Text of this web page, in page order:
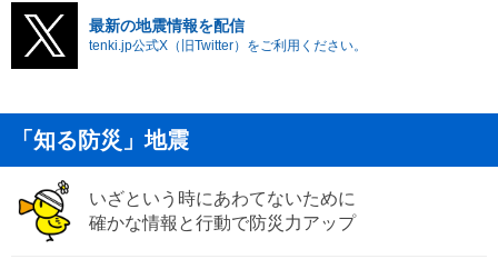
最新の地震情報を配信
tenki.jp公式X（旧Twitter）をご利用ください。
「知る防災」地震
いざという時にあわてないために
確かな情報と行動で防災力アップ